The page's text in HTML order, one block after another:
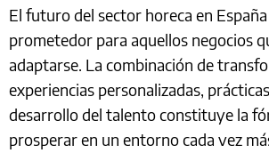
El futuro del sector horeca en
prometedor para aquellos negocios
adaptarse. La combinación de
experiencias personalizadas,
desarrollo del talento constituye la
prosperar en un entorno cada vez